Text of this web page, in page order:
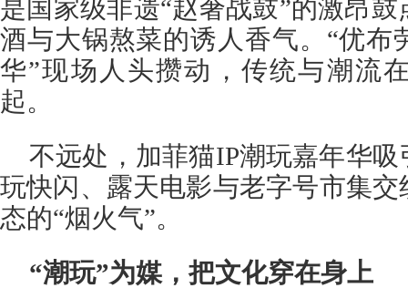
是国家级非遗“赵奢战鼓”的激昂
酒与大锅熬菜的诱人香气。“优布
华”现场人头攒动，传统与潮流
起。
不远处，加菲猫IP潮玩嘉年华
玩快闪、露天电影与老字号市集
态的“烟火气”。
“潮玩”为媒，把文化穿在身上